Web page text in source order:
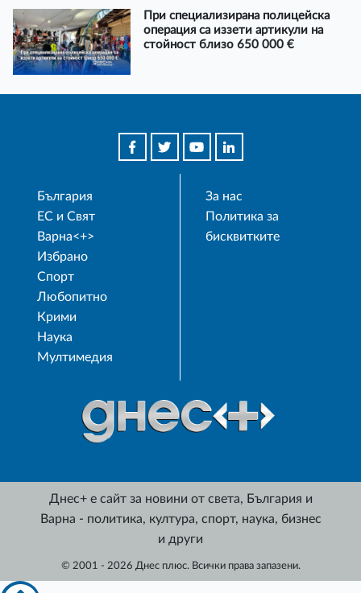
При специализирана полицейска
операция са иззети артикули на
стойност близо 650 000 €
България
ЕС и Свят
Варна<+>
Избрано
Спорт
Любопитно
Крими
Наука
Мултимедия
За нас
Политика за
бисквитките
Днес+ е сайт за новини от света, България и
Варна - политика, култура, спорт, наука, бизнес
и други
© 2001 - 2026 Днес плюс. Всички права запазени.